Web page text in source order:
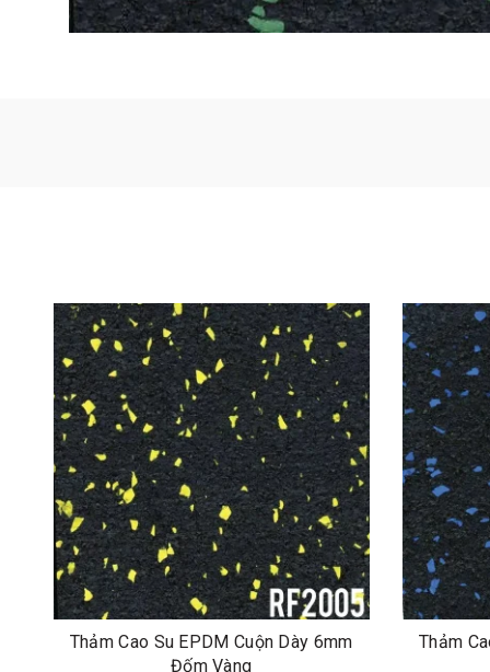
Thảm Cao Su EPDM Cuộn Dày 6mm
Đốm Vàng
Thảm